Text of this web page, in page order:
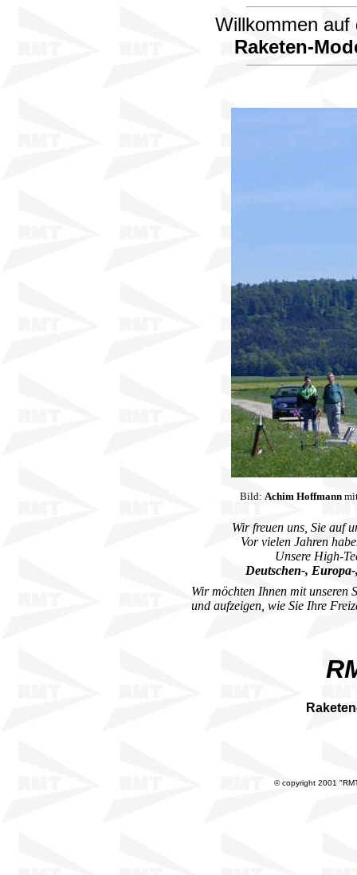
Willkommen auf
Raketen-
Bild: Achim Hoffmann
Wir freuen uns, Sie auf
Vor vielen Jahren
Unsere High-
Deutschen-,
Wir möchten Ihnen mit unseren
und aufzeigen, wie Sie Ihre
© copyright 2001